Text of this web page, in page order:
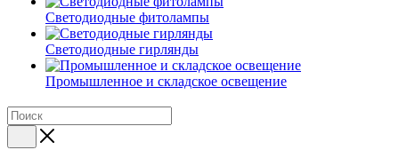
Светодиодные фитолампы
Светодиодные гирлянды
Промышленное и складское освещение